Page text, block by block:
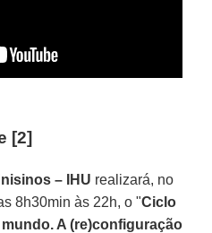
[2]
– IHU realizará, no
8h30min às 22h, o "Ciclo
A (re)configuração